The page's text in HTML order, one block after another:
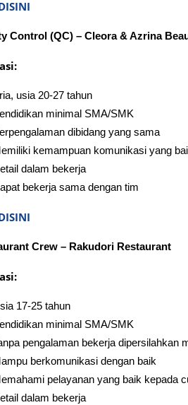
Control (QC) – Cleora & Azrina
usia 20-27 tahun
minimal SMA/SMK
dibidang yang sama
kemampuan komunikasi yang
dalam bekerja
bekerja sama dengan tim
Crew – Rakudori Restaurant
17-25 tahun
minimal SMA/SMK
pengalaman bekerja dipersilahkan
berkomunikasi dengan baik
pelayanan yang baik kepada
dalam bekerja